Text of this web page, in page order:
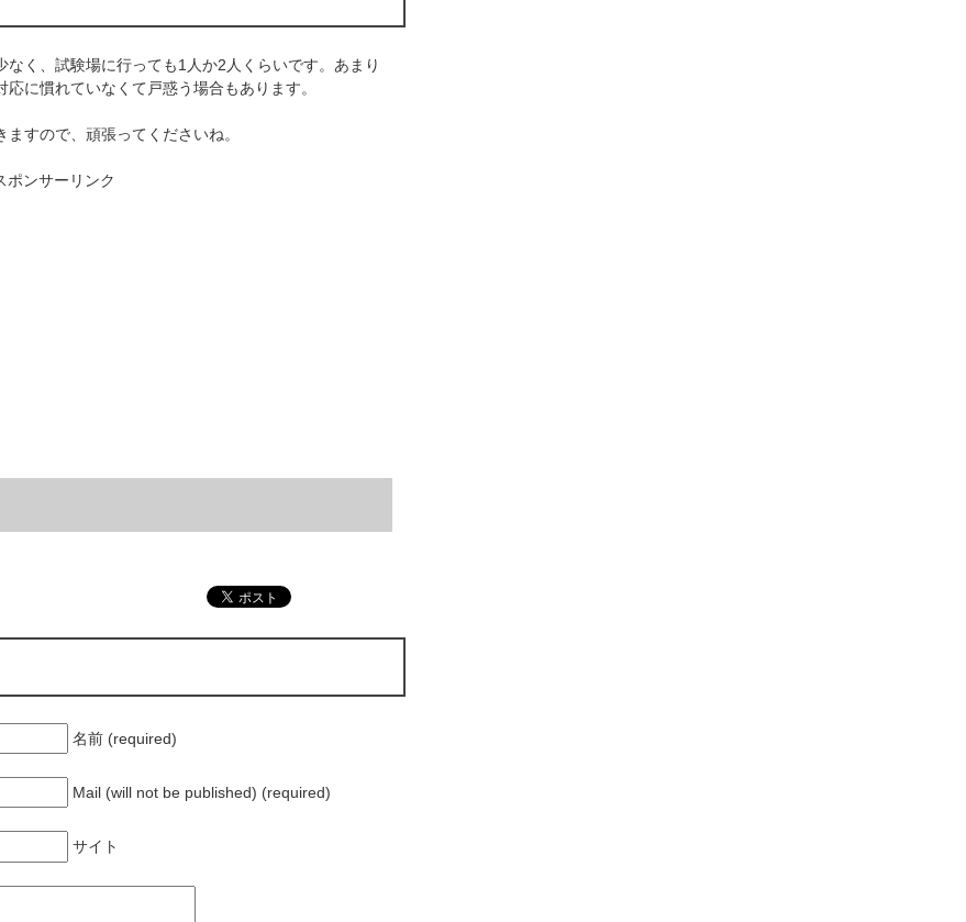
く、試験場に行っても1人か2人くらいです。あまり
に慣れていなくて戸惑う場合もあります。
すので、頑張ってくださいね。
ポンサーリンク
名前 (required)
Mail (will not be published) (required)
サイト